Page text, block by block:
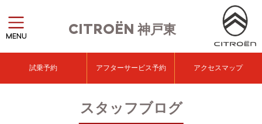
CITROËN神戸東
MENU
試乗予約 アフターサービス予約 アクセスマップ
スタッフブログ